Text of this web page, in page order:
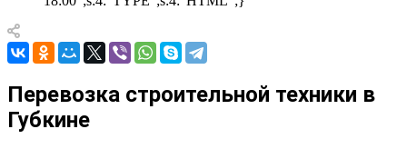
Перевозка строительной техники в
Губкине